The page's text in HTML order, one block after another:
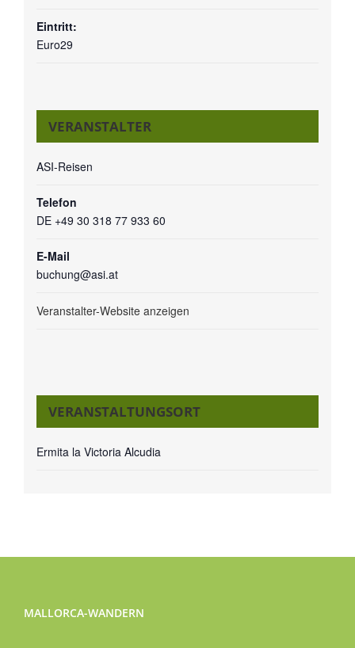
Eintritt:
Euro29
VERANSTALTER
ASI-Reisen
Telefon
DE +49 30 318 77 933 60
E-Mail
buchung@asi.at
Veranstalter-Website anzeigen
VERANSTALTUNGSORT
Ermita la Victoria Alcudia
MALLORCA-WANDERN